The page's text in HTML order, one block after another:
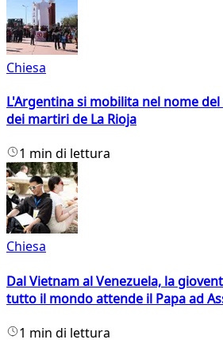
Chiesa
L'Argentina si mobilita nel nome
dei martiri de La Rioja
1 min di lettura
Chiesa
Dal Vietnam al Venezuela, la
tutto il mondo attende il Papa ad
1 min di lettura